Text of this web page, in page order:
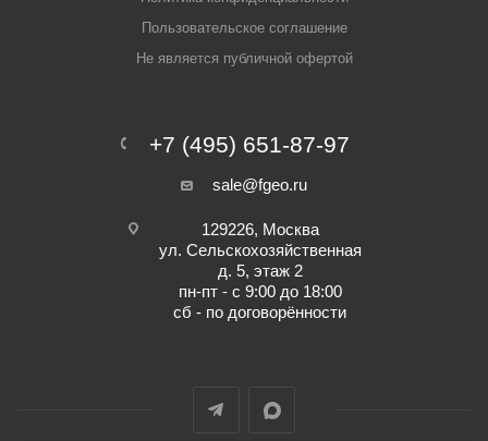
Пользовательское соглашение
Не является публичной офертой
+7 (495) 651-87-97
sale@fgeo.ru
129226, Москва
ул. Сельскохозяйственная
д. 5, этаж 2
пн-пт - с 9:00 до 18:00
сб - по договорённости